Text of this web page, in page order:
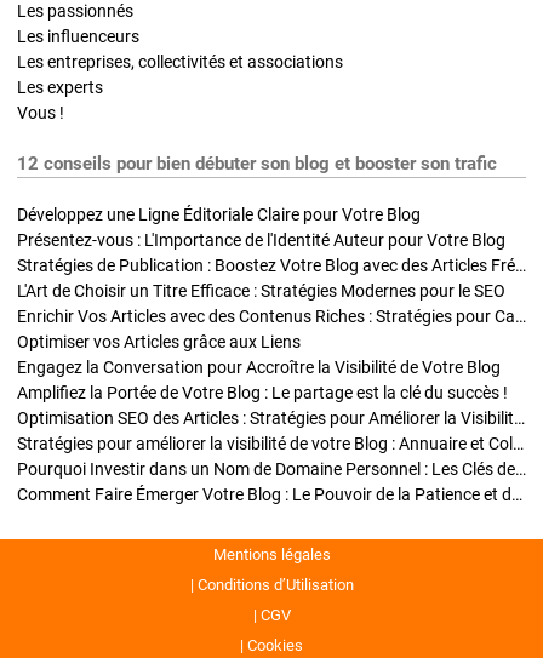
Les passionnés
Les influenceurs
Les entreprises, collectivités et associations
Les experts
Vous !
12 conseils pour bien débuter son blog et booster son trafic
Développez une Ligne Éditoriale Claire pour Votre Blog
Présentez-vous : L'Importance de l'Identité Auteur pour Votre Blog
Stratégies de Publication : Boostez Votre Blog avec des Articles Fréquents et Exclusifs
L'Art de Choisir un Titre Efficace : Stratégies Modernes pour le SEO
Enrichir Vos Articles avec des Contenus Riches : Stratégies pour Captiver et Optimiser
Optimiser vos Articles grâce aux Liens
Engagez la Conversation pour Accroître la Visibilité de Votre Blog
Amplifiez la Portée de Votre Blog : Le partage est la clé du succès !
Optimisation SEO des Articles : Stratégies pour Améliorer la Visibilité de Votre Blog
Stratégies pour améliorer la visibilité de votre Blog : Annuaire et Collaborations
Pourquoi Investir dans un Nom de Domaine Personnel : Les Clés de la Réussite de Votre Blog
Comment Faire Émerger Votre Blog : Le Pouvoir de la Patience et de la Persévérance
Mentions légales
Conditions d’Utilisation
CGV
Cookies